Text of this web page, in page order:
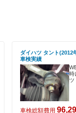
ダイハツ タント(2012
車検実績
時
ツ
車検総額費用